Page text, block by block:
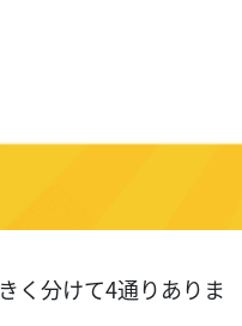
く分けて4通りありま